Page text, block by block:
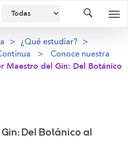
¿Qué estudiar?
Conoce nuestra
Maestro del Gin: Del Botánico
Del Botánico al